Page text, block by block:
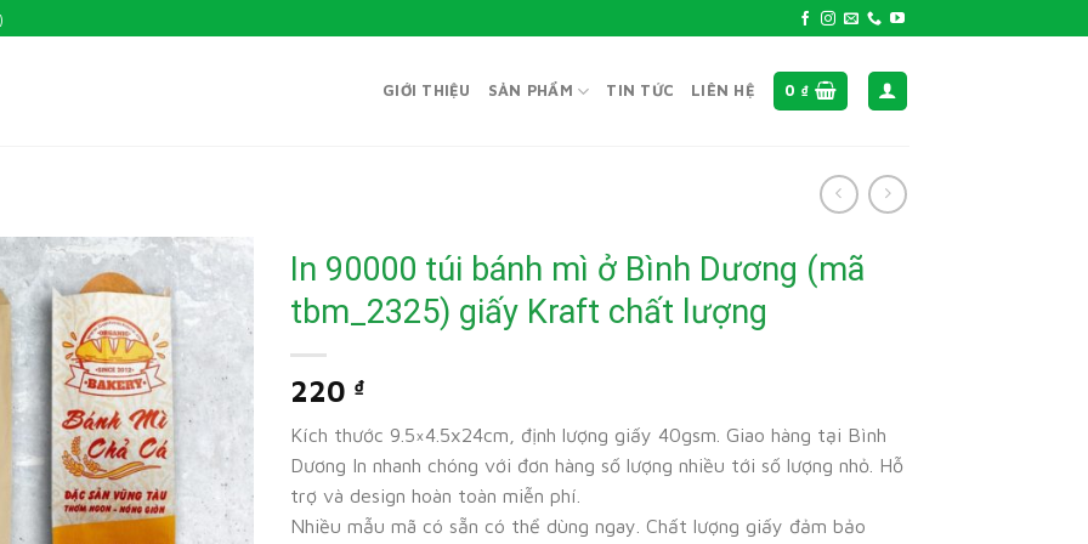
GIỚI THIỆU SẢN PHẨM TIN TỨC LIÊN HỆ 0 ₫
In 90000 túi bánh mì ở Bình Dương (mã
tbm_2325) giấy Kraft chất lượng
220 ₫
Kích thước 9.5×4.5x24cm, định lượng giấy 40gsm. Giao hàng tại Bình
Dương In nhanh chóng với đơn hàng số lượng nhiều tới số lượng nhỏ. Hỗ
trợ và design hoàn toàn miễn phí.
Nhiều mẫu mã có sẵn có thể dùng ngay. Chất lượng giấy đảm bảo